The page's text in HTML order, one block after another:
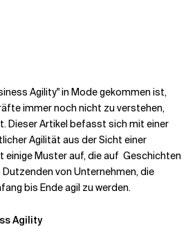
Agility" in Mode gekommen ist,
immer noch nicht zu verstehen,
Dieser Artikel befasst sich mit einer
Agilität aus der Sicht einer
einige Muster auf, die auf Geschichten
Dutzenden von Unternehmen, die
bis Ende agil zu werden.
Agility